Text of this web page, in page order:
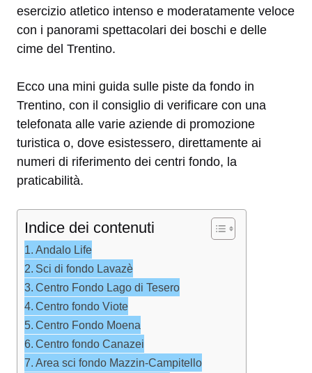
esercizio atletico intenso e moderatamente veloce
con i panorami spettacolari dei boschi e delle
cime del Trentino.
Ecco una mini guida sulle piste da fondo in
Trentino, con il consiglio di verificare con una
telefonata alle varie aziende di promozione
turistica o, dove esistessero, direttamente ai
numeri di riferimento dei centri fondo, la
praticabilità.
Indice dei contenuti
Andalo Life
Sci di fondo Lavazè
Centro Fondo Lago di Tesero
Centro fondo Viote
Centro Fondo Moena
Centro fondo Canazei
Area sci fondo Mazzin-Campitello